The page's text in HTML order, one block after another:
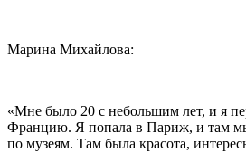
Марина Михайлова:
«Мне было 20 с небольшим лет, и я
Францию. Я попала в Париж, и там
по музеям. Там была красота,